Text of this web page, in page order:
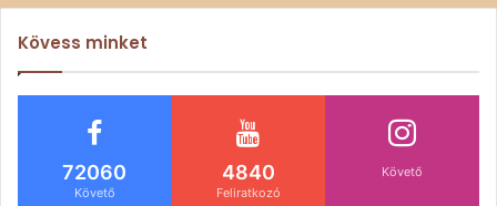
Kövess minket
72060
Követő
4840
Feliratkozó
Követő